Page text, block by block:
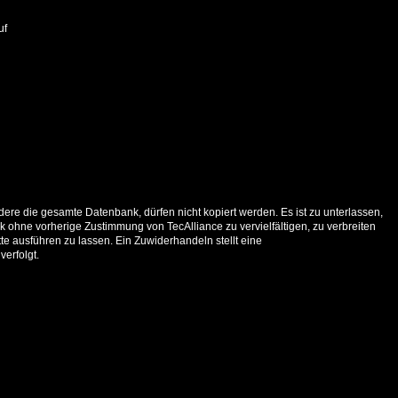
die gesamte Datenbank, dürfen nicht kopiert werden. Es ist zu unterlassen,
ohne vorherige Zustimmung von TecAlliance zu vervielfältigen, zu verbreiten
ausführen zu lassen. Ein Zuwiderhandeln stellt eine